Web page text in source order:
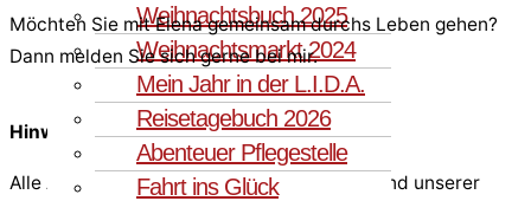
Weihnachtsbuch 2025
Weihnachtsmarkt 2024
Mein Jahr in der L.I.D.A.
Reisetagebuch 2026
Abenteuer Pflegestelle
Fahrt ins Glück
Möchten Sie mit Elena gemeinsam durchs Leben gehen?
Dann melden Sie sich gerne bei mir.
Hinweis:
Alle Angaben entsprechen dem Kenntnisstand unserer